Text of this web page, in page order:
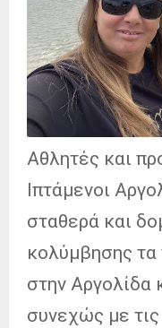
Αθλητές και
Ιπτάμενοι
σταθερά και
κολύμβησης τα
στην Αργολίδα
συνεχώς με τις